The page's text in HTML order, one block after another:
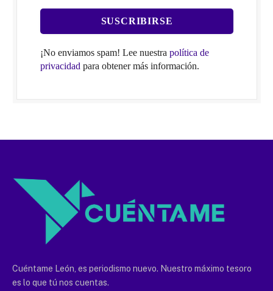
¡No enviamos spam! Lee nuestra política de
privacidad para obtener más información.
Cuéntame León, es periodismo nuevo. Nuestro máximo tesoro
es lo que tú nos cuentas.